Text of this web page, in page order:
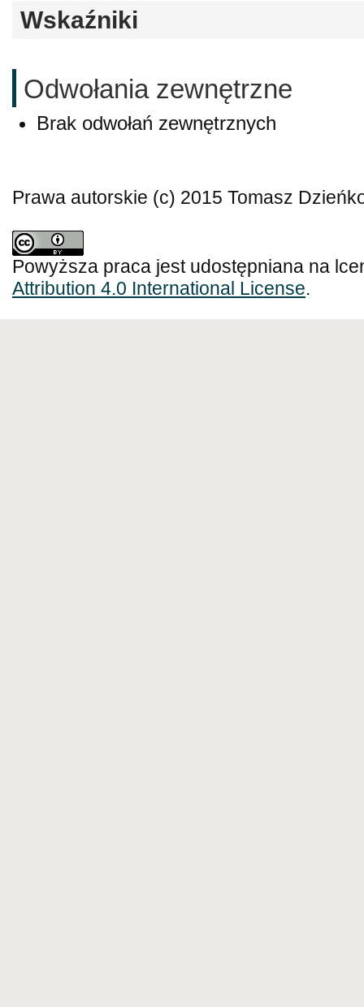
Wskaźniki
Odwołania zewnętrzne
Brak odwołań zewnętrznych
Prawa autorskie (c) 2015 Tomasz
Powyższa praca jest udostępniana na
Attribution 4.0 International License.